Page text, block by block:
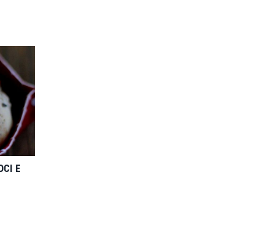
E